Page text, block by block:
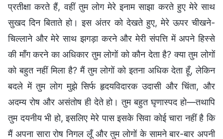
प्रतीक्षा करते हैं, वहीं तुम लोग मेरे इनाम साझा करते हुए मेरे साथ
सुखद दिन बिताते हो। इस अंतर को देखते हुए, मेरे ऊपर चीखने-
चिल्लाने और मेरे साथ झगड़ा करने और मेरी संपत्ति में अपने हिस्से
की माँग करने का अधिकार तुम लोगों को कौन देता है? क्या तुम लोगों
को बहुत नहीं मिला है? मैं तुम लोगों को इतना अधिक देता हूँ, लेकिन
बदले में तुम लोग मुझे सिर्फ हृदयविदारक उदासी और चिंता, और
अदम्य रोष और असंतोष ही देते हो। तुम बहुत घृणास्पद हो—तथापि
तुम दयनीय भी हो, इसलिए मेरे पास इसके सिवा कोई चारा नहीं है कि
मैं अपना सारा रोष निगल लूँ और तुम लोगों के सामने बार-बार अपनी